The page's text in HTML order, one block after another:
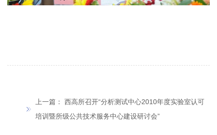
上一篇： 西高所召开“分析测试中心2010年度实验室认可
培训暨所级公共技术服务中心建设研讨会”